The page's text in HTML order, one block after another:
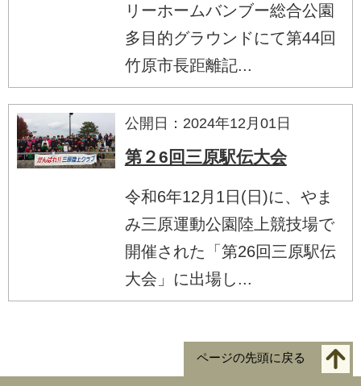
リーホームバンブー総合公園
多目的グラウンドにて第44回
竹原市長距離記...
公開日：2024年12月01日
第２6回三原駅伝大会
令和6年12月1日(日)に、やま
み三原運動公園陸上競技場で
開催された「第26回三原駅伝
大会」に出場し...
ページの先頭に戻る